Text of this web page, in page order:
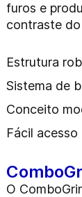
furos e
contraste
Estrutura
Sistema de
Conceito
Fácil
O